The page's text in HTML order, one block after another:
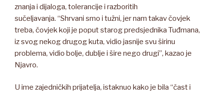
znanja i dijaloga, tolerancije i razboritih
sučeljavanja. “Shrvani smo i tužni, jer nam takav čovjek
treba, čovjek koji je poput starog predsjednika Tuđmana,
iz svog nekog drugog kuta, vidio jasnije svu širinu
problema, vidio bolje, dublje i šire nego drugi”, kazao je
Njavro.
U ime zajedničkih prijatelja, istaknuo kako je bila “čast i